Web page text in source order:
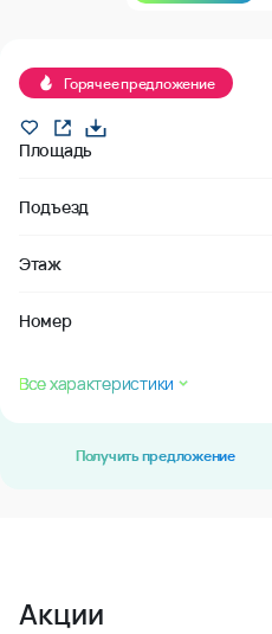
Горячее предложение
Площадь
Подъезд
Этаж
Номер
Все характеристики
Получить предложение
Акции